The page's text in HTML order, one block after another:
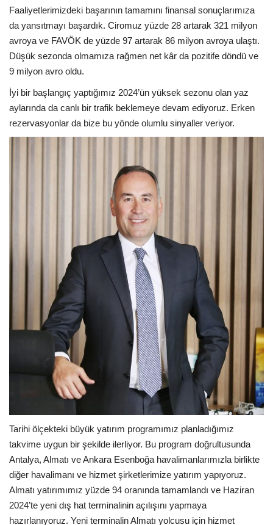
Faaliyetlerimizdeki başarının tamamını finansal sonuçlarımıza
da yansıtmayı başardık. Ciromuz yüzde 28 artarak 321 milyon
avroya ve FAVÖK de yüzde 97 artarak 86 milyon avroya ulaştı.
Düşük sezonda olmamıza rağmen net kâr da pozitife döndü ve
9 milyon avro oldu.
İyi bir başlangıç yaptığımız 2024’ün yüksek sezonu olan yaz
aylarında da canlı bir trafik beklemeye devam ediyoruz. Erken
rezervasyonlar da bize bu yönde olumlu sinyaller veriyor.
Tarihi ölçekteki büyük yatırım programımız planladığımız
takvime uygun bir şekilde ilerliyor. Bu program doğrultusunda
Antalya, Almatı ve Ankara Esenboğa havalimanlarımızla birlikte
diğer havalimanı ve hizmet şirketlerimize yatırım yapıyoruz.
Almatı yatırımımız yüzde 94 oranında tamamlandı ve Haziran
2024’te yeni dış hat terminalinin açılışını yapmaya
hazırlanıyoruz. Yeni terminalin Almatı yolcusu için hizmet